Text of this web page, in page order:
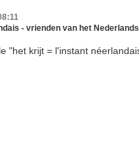
- vrienden van het Nederlands